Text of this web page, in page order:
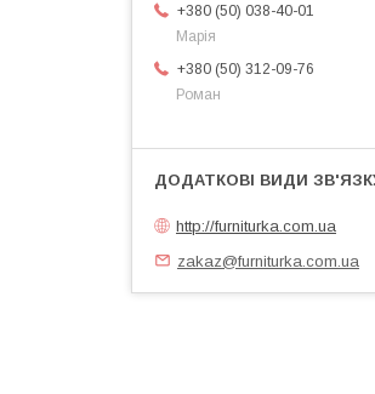
+380 (50) 038-40-01
Марія
+380 (50) 312-09-76
Роман
http://furniturka.com.ua
zakaz@furniturka.com.ua